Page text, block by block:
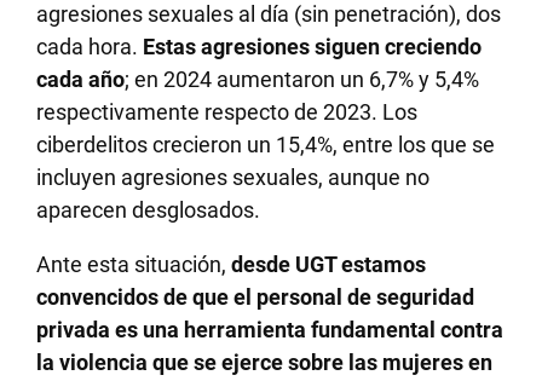
agresiones sexuales al día (sin penetración), dos
cada hora. Estas agresiones siguen creciendo
cada año; en 2024 aumentaron un 6,7% y 5,4%
respectivamente respecto de 2023. Los
ciberdelitos crecieron un 15,4%, entre los que se
incluyen agresiones sexuales, aunque no
aparecen desglosados.
Ante esta situación,desde UGT estamos
convencidos de que el personal de seguridad
privada es una herramienta fundamental contra
la violencia que se ejerce sobre las mujeres en